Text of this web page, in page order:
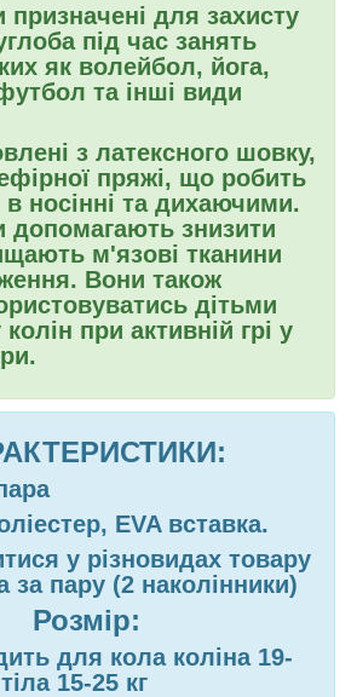
призначені для захисту
під час занять
як волейбол, йога,
та інші види
з латексного шовку,
пряжі, що робить
в носінні та дихаючими.
допомагають знизити
м'язові тканини
Вони також
дітьми
при активній грі у
EVA вставка.
у різновидах товару
за пару (2 наколінники)
Розмір:
для кола коліна 19-
15-25 кг